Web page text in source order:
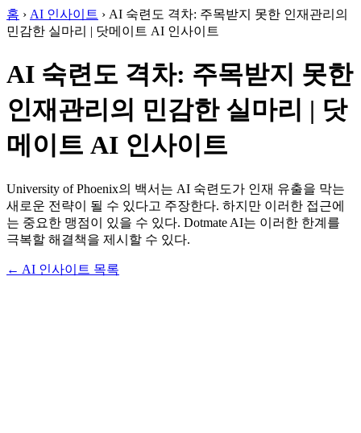
홈 › AI 인사이트 › AI 숙련도 격차: 주목받지 못한 인재관리의
민감한 실마리 | 닷메이트 AI 인사이트
AI 숙련도 격차: 주목받지 못한
인재관리의 민감한 실마리 | 닷
메이트 AI 인사이트
University of Phoenix의 백서는 AI 숙련도가 인재 유출을 막는
새로운 전략이 될 수 있다고 주장한다. 하지만 이러한 접근에
는 중요한 맹점이 있을 수 있다. Dotmate AI는 이러한 한계를
극복할 해결책을 제시할 수 있다.
← AI 인사이트 목록